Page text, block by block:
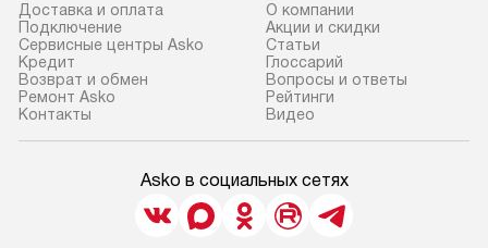
Доставка и оплата
Подключение
Сервисные центры Asko
Кредит
Возврат и обмен
Ремонт Asko
Контакты
О компании
Акции и скидки
Статьи
Глоссарий
Вопросы и ответы
Рейтинги
Видео
Asko в социальных сетях